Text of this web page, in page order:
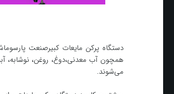
دستگاه پرکن مایعات کبیرصنعت
همچون آب معدنی،دوغ، روغن، نوشابه،
می‌شوند.